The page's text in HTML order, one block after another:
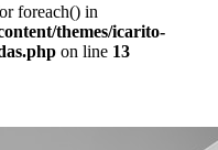
foreach() in
themes/icarito-
on line 13